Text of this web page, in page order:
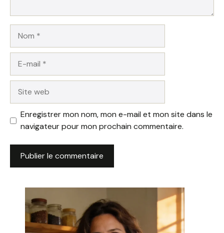
mail
web
Enregistrer mon nom, mon e-mail et mon site dans le
navigateur pour mon prochain commentaire.